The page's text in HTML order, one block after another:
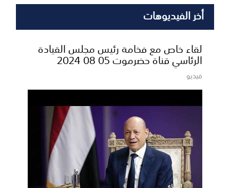
أخر الفيديوهات
لقاء خاص مع فخامة رئيس مجلس القيادة
الرئاسي قناة حضرموت 05 08 2024
فيديو